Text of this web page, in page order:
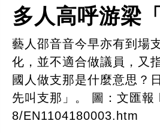
多人高呼游梁
藝人邵音音今早亦有到場
化，並不適合做議員，又
國人做支那是什麼意思？
先叫支那」。 圖：文匯報
8/EN1104180003.htm